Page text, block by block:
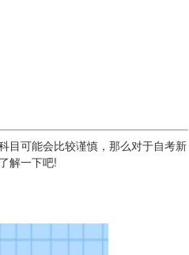
可能会比较谨慎，那么对于自考新
解一下吧!